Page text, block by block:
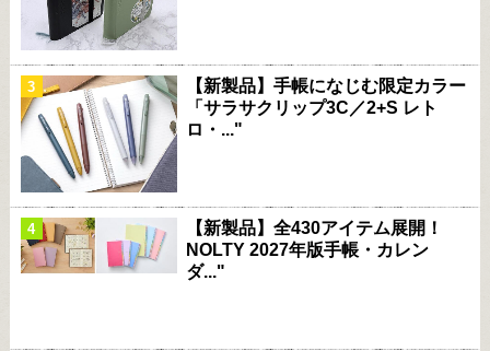
【新製品】手帳になじむ限定カラー
「サラサクリップ3C／2+S レト
ロ・..."
【新製品】全430アイテム展開！
NOLTY 2027年版手帳・カレン
ダ..."